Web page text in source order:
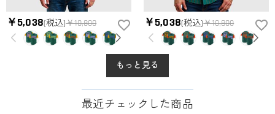
￥5,038(税込)￥10,800 ￥5,038(税込)￥10,800
もっと見る
最近チェックした商品